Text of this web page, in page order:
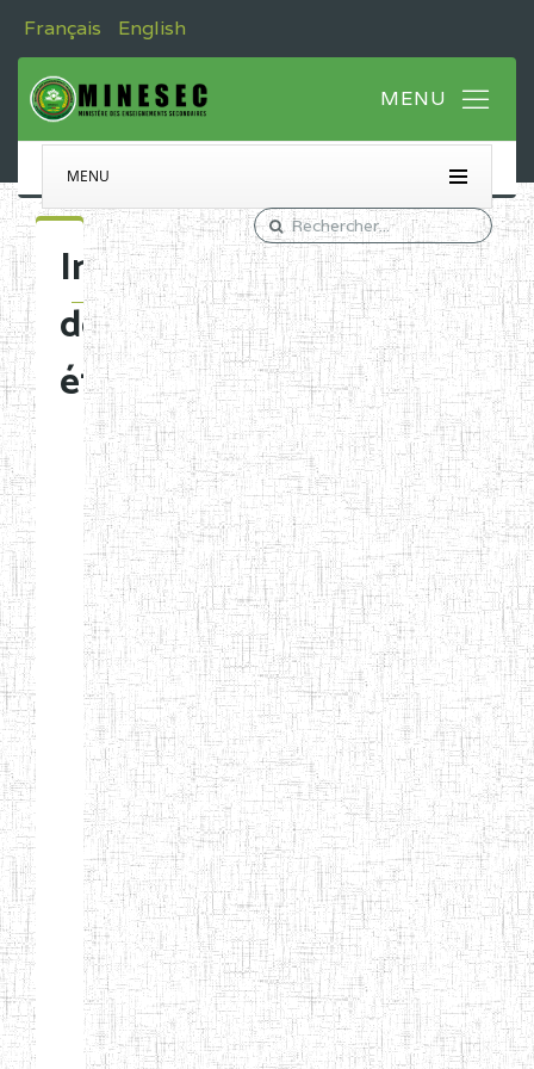
Français English
MENU
Immatriculation
des
établissements
Etablissements
d'enseignement
normal
ENI
Chercher:
Effacer les filtres
Denomination
Type